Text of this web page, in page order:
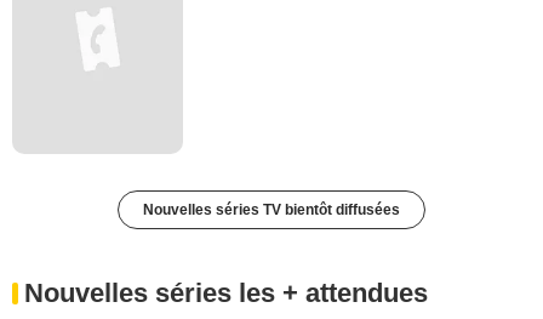
Nouvelles séries TV bientôt diffusées
Nouvelles séries les + attendues